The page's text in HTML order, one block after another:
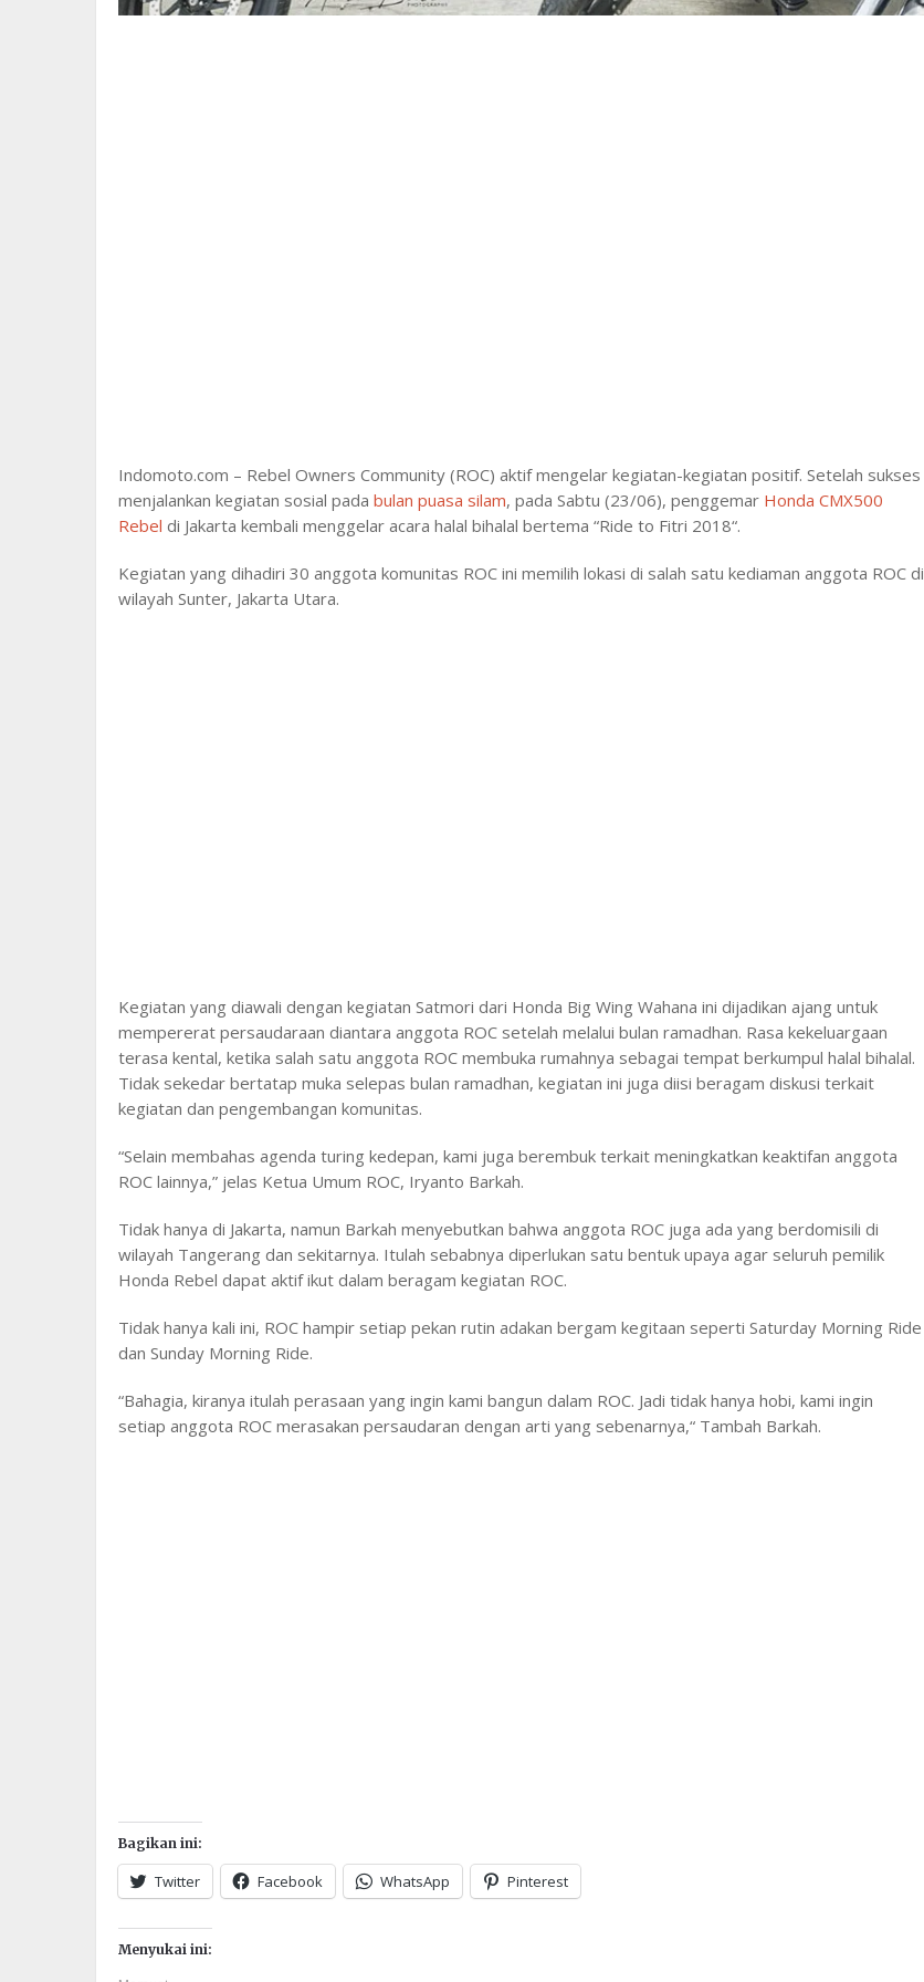
Indomoto.com – Rebel Owners Community (ROC) aktif mengelar kegiatan-kegiatan positif. Setelah sukses
menjalankan kegiatan sosial pada bulan puasa silam, pada Sabtu (23/06), penggemar Honda CMX500
Rebel di Jakarta kembali menggelar acara halal bihalal bertema “Ride to Fitri 2018“.
Kegiatan yang dihadiri 30 anggota komunitas ROC ini memilih lokasi di salah satu kediaman anggota ROC di
wilayah Sunter, Jakarta Utara.
Kegiatan yang diawali dengan kegiatan Satmori dari Honda Big Wing Wahana ini dijadikan ajang untuk
mempererat persaudaraan diantara anggota ROC setelah melalui bulan ramadhan. Rasa kekeluargaan
terasa kental, ketika salah satu anggota ROC membuka rumahnya sebagai tempat berkumpul halal bihalal.
Tidak sekedar bertatap muka selepas bulan ramadhan, kegiatan ini juga diisi beragam diskusi terkait
kegiatan dan pengembangan komunitas.
“Selain membahas agenda turing kedepan, kami juga berembuk terkait meningkatkan keaktifan anggota
ROC lainnya,” jelas Ketua Umum ROC, Iryanto Barkah.
Tidak hanya di Jakarta, namun Barkah menyebutkan bahwa anggota ROC juga ada yang berdomisili di
wilayah Tangerang dan sekitarnya. Itulah sebabnya diperlukan satu bentuk upaya agar seluruh pemilik
Honda Rebel dapat aktif ikut dalam beragam kegiatan ROC.
Tidak hanya kali ini, ROC hampir setiap pekan rutin adakan bergam kegitaan seperti Saturday Morning Ride
dan Sunday Morning Ride.
“Bahagia, kiranya itulah perasaan yang ingin kami bangun dalam ROC. Jadi tidak hanya hobi, kami ingin
setiap anggota ROC merasakan persaudaran dengan arti yang sebenarnya,“ Tambah Barkah.
Bagikan ini:
Twitter Facebook WhatsApp Pinterest
Menyukai ini: